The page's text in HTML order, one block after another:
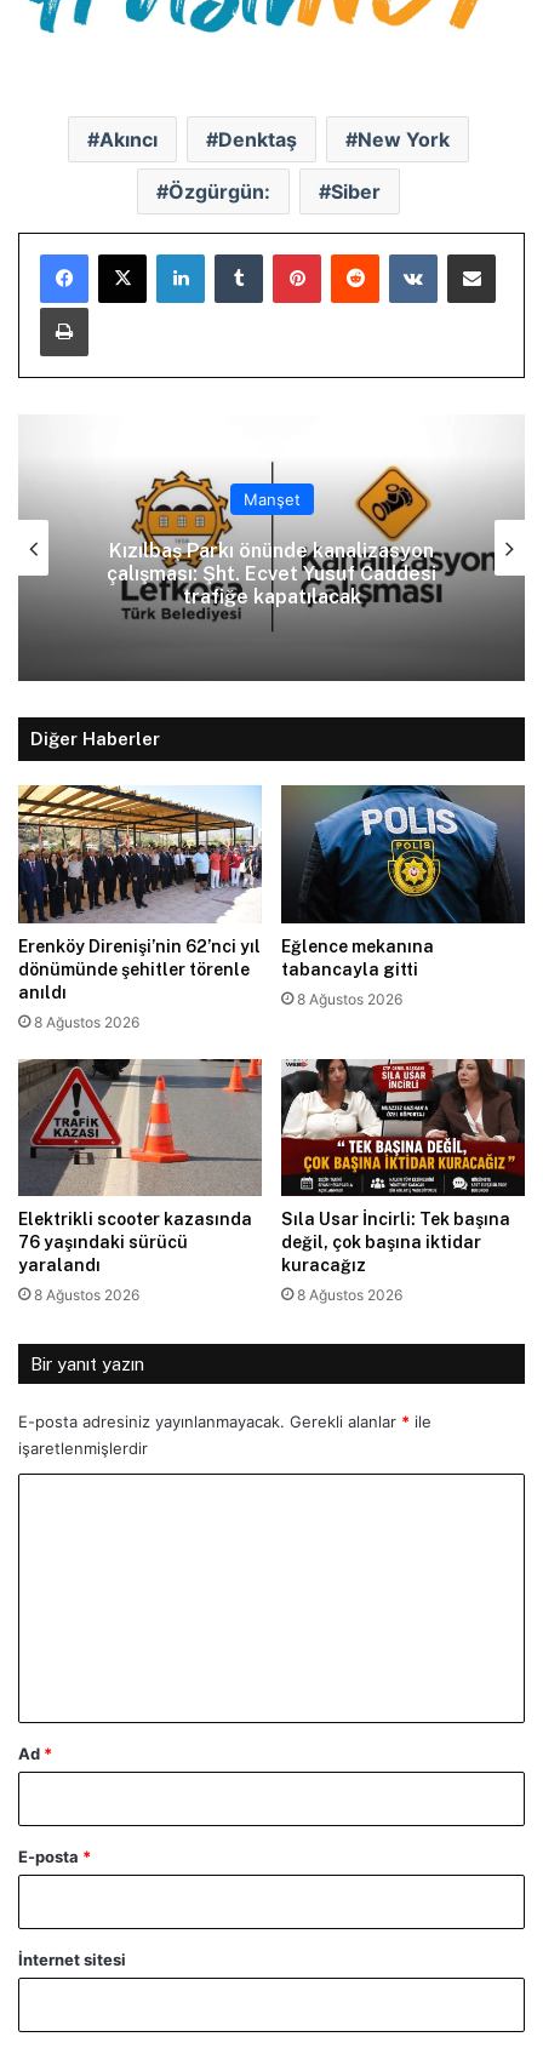
Akıncı Denktaş New York
Özgürgün: Siber
LinkedInTumblr PinterestReddit VKontakteE-Posta ile paylaş
Yazdır
Manşet
Kızılbaş Parkı önünde kanalizasyon
çalışması: Şht. Ecvet Yusuf Caddesi
trafiğe kapatılacak
Diğer Haberler
Erenköy Direnişi’nin 62’nci yıl
dönümünde şehitler törenle
anıldı
8 Ağustos 2026
Eğlence mekanına
tabancayla gitti
8 Ağustos 2026
Elektrikli scooter kazasında
76 yaşındaki sürücü
yaralandı
8 Ağustos 2026
Sıla Usar İncirli: Tek başına
değil, çok başına iktidar
kuracağız
8 Ağustos 2026
Bir yanıt yazın
E-posta adresiniz yayınlanmayacak. Gerekli alanlar * ile
işaretlenmişlerdir
Ad *
E-posta *
İnternet sitesi